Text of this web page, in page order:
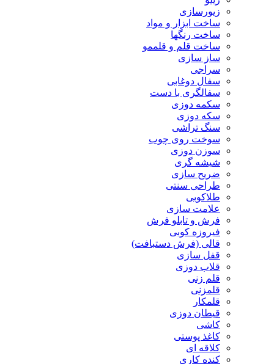
زیورسازی
ساخت ابزار و مواد
ساخت رنگها
ساخت قلم و قلممو
ساز سازی
سراجی
سفال دوغابی
سفالگری با دست
سکمه دوزی
سکه دوزی
سنگ تراشی
سوخت روی چوب
سوزن دوزی
شیشه گری
ضریح سازی
طراحی سنتی
طلاکوبی
علامت سازی
فرش و تابلو فرش
فیروزه کوبی
قالی (فرش دستبافت)
قفل سازی
قلاب دوزی
قلم زنی
قلمزنی
قلمکار
قیطان دوزی
کاشی
کاغذ پوستی
کلاقه ای
کنده کاری